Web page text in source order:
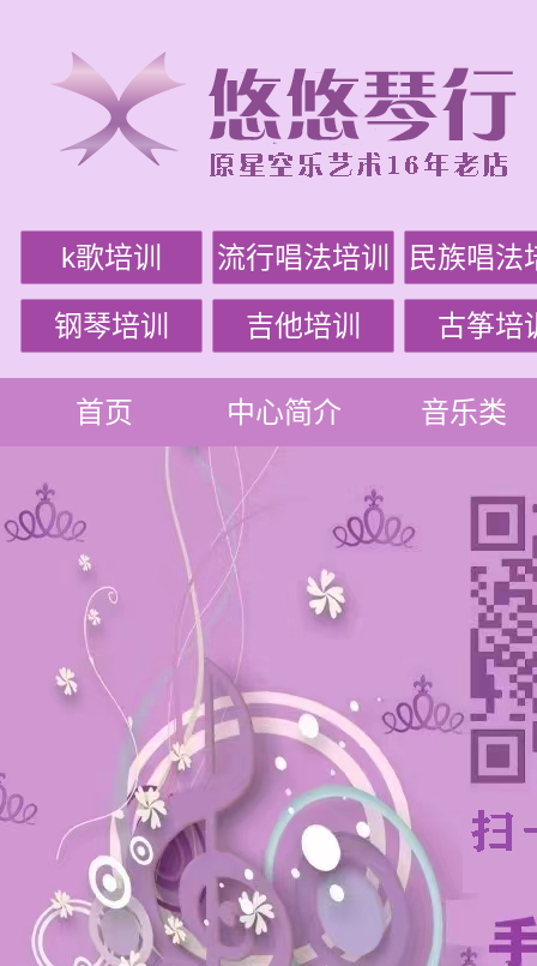
k歌培训 流行唱法培训 民族唱法
钢琴培训 吉他培训 古筝培
首页 中心简介 音乐类